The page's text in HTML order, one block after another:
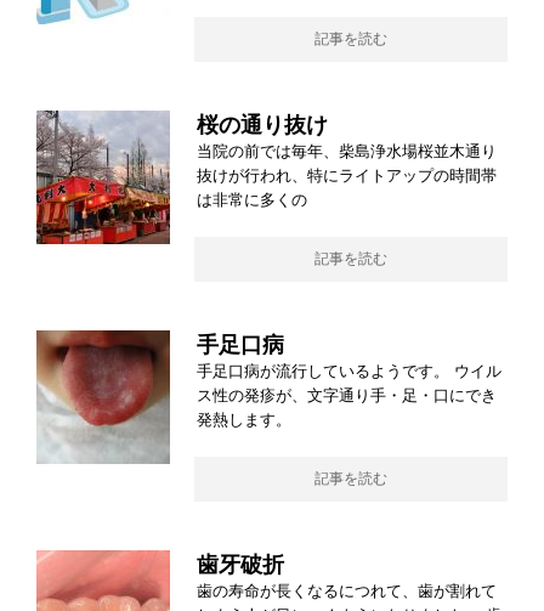
記事を読む
桜の通り抜け
当院の前では毎年、柴島浄水場桜並木通り
抜けが行われ、特にライトアップの時間帯
は非常に多くの
記事を読む
手足口病
手足口病が流行しているようです。 ウイル
ス性の発疹が、文字通り手・足・口にでき
発熱します。
記事を読む
歯牙破折
歯の寿命が長くなるにつれて、歯が割れて